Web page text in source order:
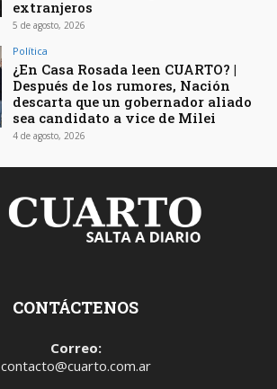
extranjeros
5 de agosto, 2026
Política
¿En Casa Rosada leen CUARTO? |
Después de los rumores, Nación
descarta que un gobernador aliado
sea candidato a vice de Milei
4 de agosto, 2026
CONTÁCTENOS
Correo:
contacto@cuarto.com.ar